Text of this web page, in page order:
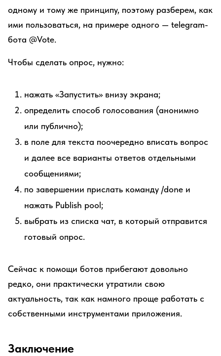
одному и тому же принципу, поэтому разберем, как
ими пользоваться, на примере одного — telegram-
бота @Vote.
Чтобы сделать опрос, нужно:
нажать «Запустить» внизу экрана;
определить способ голосования (анонимно
или публично);
в поле для текста поочередно вписать вопрос
и далее все варианты ответов отдельными
сообщениями;
по завершении прислать команду /done и
нажать Publish pool;
выбрать из списка чат, в который отправится
готовый опрос.
Сейчас к помощи ботов прибегают довольно
редко, они практически утратили свою
актуальность, так как намного проще работать с
собственными инструментами приложения.
Заключение